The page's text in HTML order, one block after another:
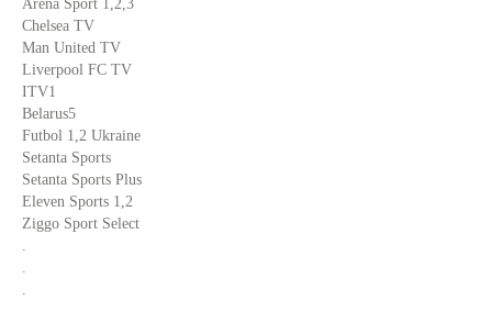
Arena Sport 1,2,3
Chelsea TV
Man United TV
Liverpool FC TV
ITV1
Belarus5
Futbol 1,2 Ukraine
Setanta Sports
Setanta Sports Plus
Eleven Sports 1,2
Ziggo Sport Select